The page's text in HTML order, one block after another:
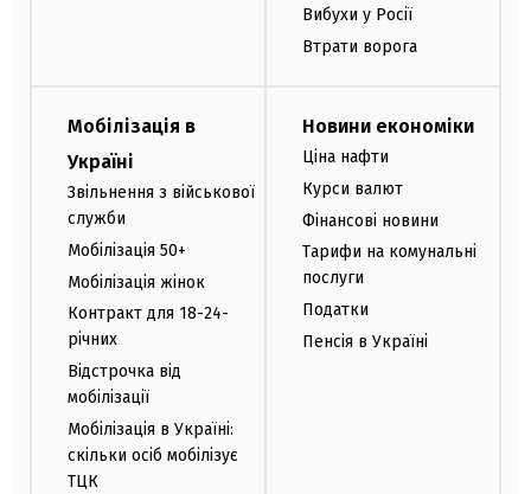
Вибухи у Росії
Втрати ворога
Мобілізація в
Україні
Звільнення з військової
служби
Мобілізація 50+
Мобілізація жінок
Контракт для 18-24-
річних
Відстрочка від
мобілізації
Мобілізація в Україні:
скільки осіб мобілізує
ТЦК
Новини економіки
Ціна нафти
Курси валют
Фінансові новини
Тарифи на комунальні
послуги
Податки
Пенсія в Україні